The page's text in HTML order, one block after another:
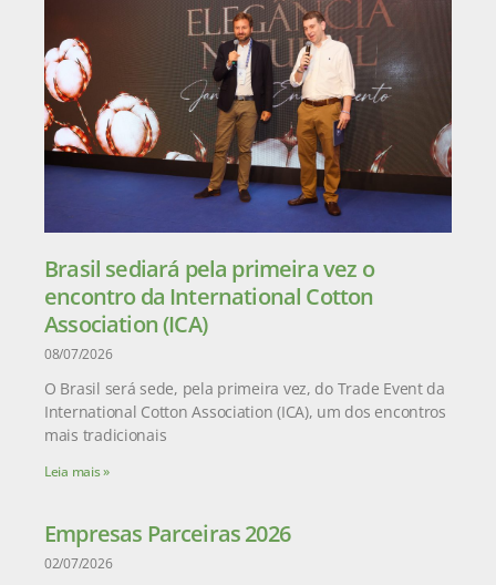
Brasil sediará pela primeira vez o
encontro da International Cotton
Association (ICA)
08/07/2026
O Brasil será sede, pela primeira vez, do Trade Event da
International Cotton Association (ICA), um dos encontros
mais tradicionais
Leia mais »
Empresas Parceiras 2026
02/07/2026